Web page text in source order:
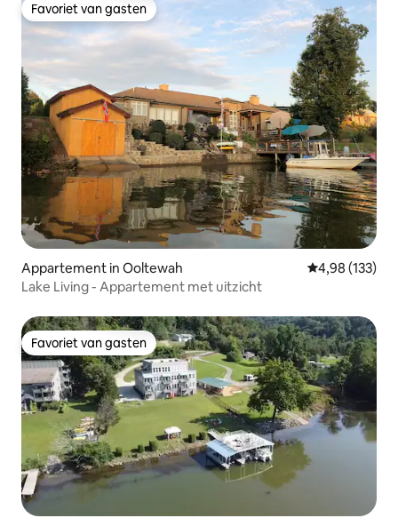
Favoriet van gasten
Favoriet van gasten
Appartement in Ooltewah Gemiddelde
4,98 (133)
Lake Living - Appartement met uitzicht
Favoriet van gasten
Favoriet van gasten